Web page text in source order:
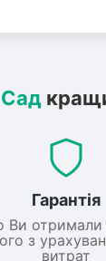
Сад
Гарантія
отримали
з
витрат